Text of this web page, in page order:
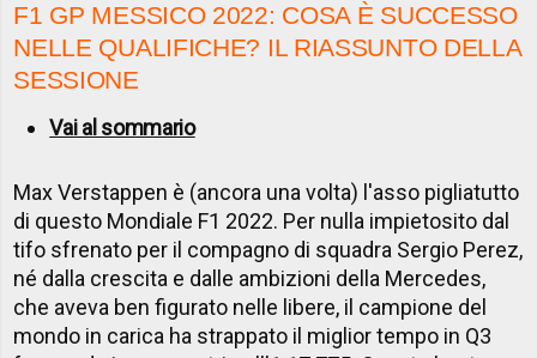
F1 GP MESSICO 2022: COSA È SUCCESSO
NELLE QUALIFICHE? IL RIASSUNTO DELLA
SESSIONE
Vai al sommario
Max Verstappen è (ancora una volta) l'asso pigliatutto
di questo Mondiale F1 2022. Per nulla impietosito dal
tifo sfrenato per il compagno di squadra Sergio Perez,
né dalla crescita e dalle ambizioni della Mercedes,
che aveva ben figurato nelle libere, il campione del
mondo in carica ha strappato il miglior tempo in Q3